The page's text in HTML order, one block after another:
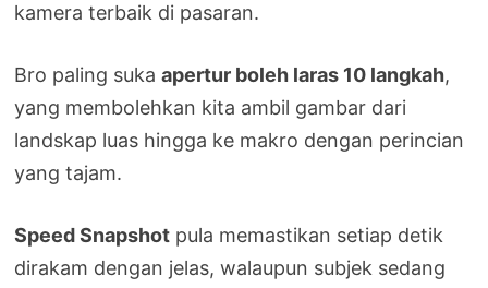
kamera terbaik di pasaran.
Bro paling sukaapertur boleh laras 10 langkah,
yang membolehkan kita ambil gambar dari
landskap luas hingga ke makro dengan perincian
yang tajam.
Speed Snapshot pula memastikan setiap detik
dirakam dengan jelas, walaupun subjek sedang